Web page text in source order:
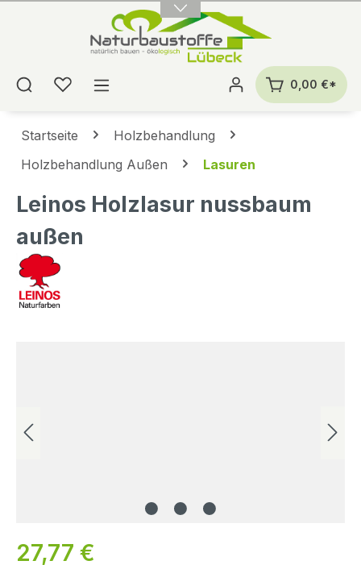
0,00 €*
Startseite
Holzbehandlung
Holzbehandlung Außen
Lasuren
Leinos Holzlasur nussbaum
außen
27,77 €